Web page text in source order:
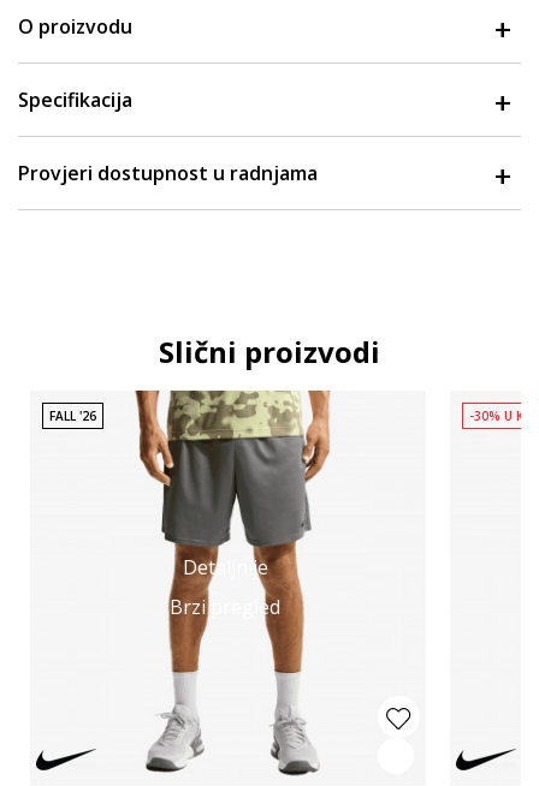
O proizvodu
Specifikacija
Provjeri dostupnost u radnjama
Slični proizvodi
Detaljnije
Brzi pregled
FALL '26 -30% U